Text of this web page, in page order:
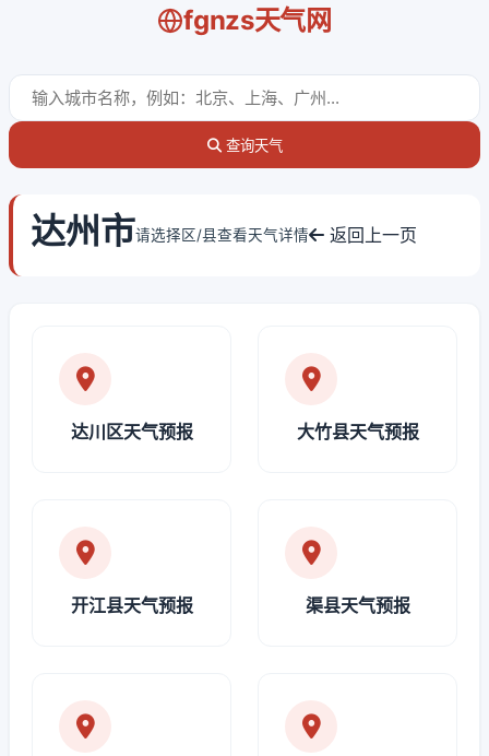
fgnzs天气网
查询天气
达州市请选择区/县查看天气详情 返回上一页
达川区天气预报 大竹县天气预报
开江县天气预报 渠县天气预报